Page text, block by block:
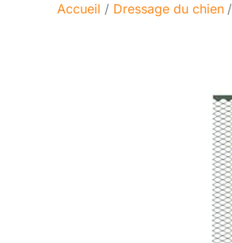
Accueil Dressage du chien